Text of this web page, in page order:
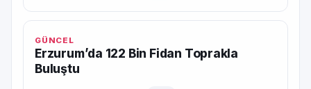
GÜNCEL
Erzurum’da 122 Bin Fidan Toprakla
Buluştu